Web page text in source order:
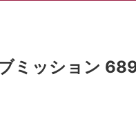
ミッション